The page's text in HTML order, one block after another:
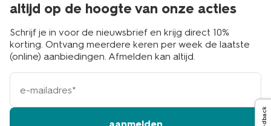
altijd op de hoogte van onze acties
Schrijf je in voor de nieuwsbrief en krijg direct 10%
korting. Ontvang meerdere keren per week de laatste
(online) aanbiedingen. Afmelden kan altijd.
e-
mailadres